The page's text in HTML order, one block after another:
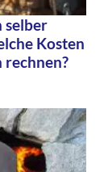
selber
Kosten
rechnen?